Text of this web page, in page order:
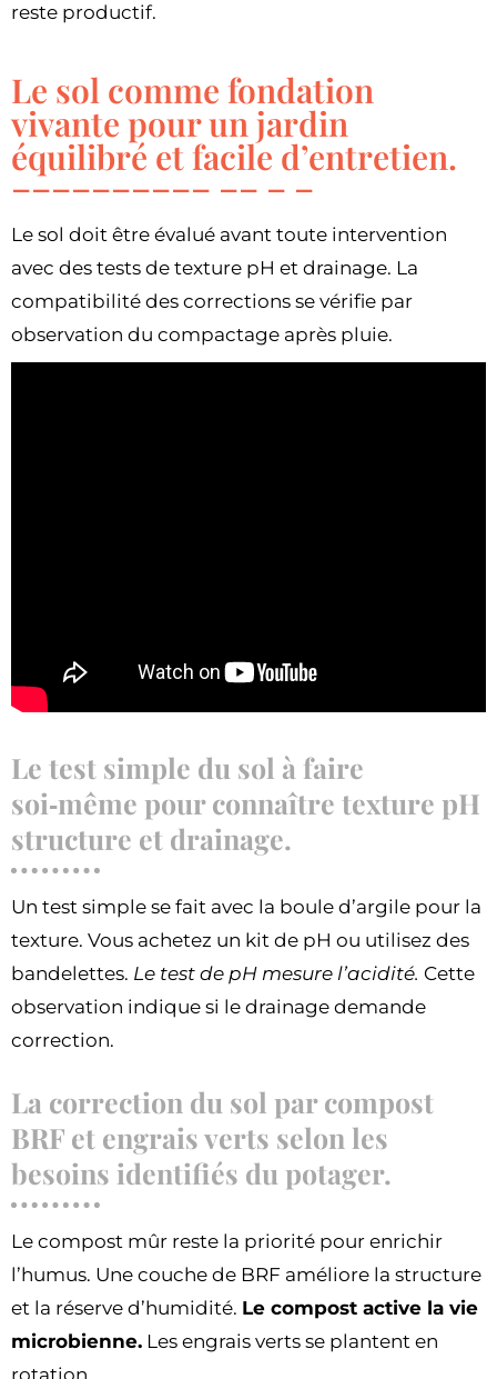
reste productif.
Le sol comme fondation
vivante pour un jardin
équilibré et facile d’entretien.
Le sol doit être évalué avant toute intervention
avec des tests de texture pH et drainage. La
compatibilité des corrections se vérifie par
observation du compactage après pluie.
Le test simple du sol à faire
soi‑même pour connaître texture pH
structure et drainage.
Un test simple se fait avec la boule d’argile pour la
texture. Vous achetez un kit de pH ou utilisez des
bandelettes. Le test de pH mesure l’acidité. Cette
observation indique si le drainage demande
correction.
La correction du sol par compost
BRF et engrais verts selon les
besoins identifiés du potager.
Le compost mûr reste la priorité pour enrichir
l’humus. Une couche de BRF améliore la structure
et la réserve d’humidité. Le compost active la vie
microbienne. Les engrais verts se plantent en